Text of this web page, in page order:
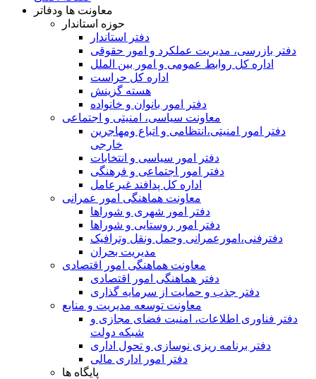
معاونت ها ودفاتر
حوزه استاندار
دفتر استاندار
دفتر بازرسی، مدیریت عملکرد و امور حقوقی
اداره کل روابط عمومی و امور بین الملل
اداره کل حراست
هسته گزینش
دفتر امور بانوان و خانواده
معاونت سیاسی، امنیتی و اجتماعی
دفتر امور امنيتی،انتظامی و اتباع ومهاجرین
خارجی
دفتر امور سیاسی و انتخابات
دفتر امور اجتماعی و فرهنگی
اداره کل پدافند غیرعامل
معاونت هماهنگی امور عمرانی
دفتر امور شهری و شوراها
دفتر امور روستایی و شوراها
دفترفنی،امورعمرانی وحمل ونقل وترافيک
مدیریت بحران
معاونت هماهنگی امور اقتصادی
دفتر هماهنگی امور اقتصادی
دفتر جذب و حمایت از سرمایه گذاری
معاونت توسعه مدیریت و منابع
دفتر فناوری اطلاعات، امنیت فضای مجازی و
شبکه دولت
دفتر برنامه ریزی نوسازی و تحول اداری
دفتر امور اداری مالی
پایگاه ها